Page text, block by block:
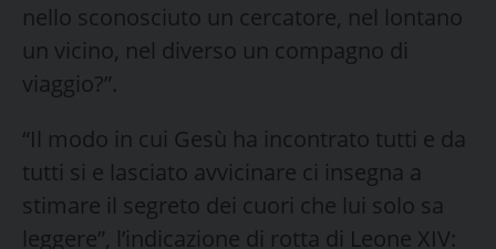
nello sconosciuto un cercatore, nel lontano
un vicino, nel diverso un compagno di
viaggio?”.
“Il modo in cui Gesù ha incontrato tutti e da
tutti si e lasciato avvicinare ci insegna a
stimare il segreto dei cuori che lui solo sa
leggere”, l’indicazione di rotta di Leone XIV: